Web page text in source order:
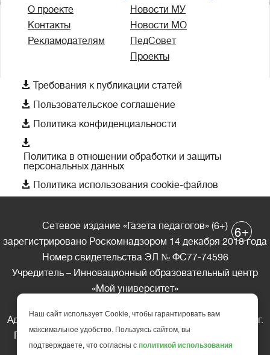
О проекте
Контакты
Рекламодателям
Новости МУ
Новости МО
ПедСовет
Проекты
 Требования к публикации статей
 Пользовательское соглашение
 Политика конфиденциальности

Политика в отношении обработки и защиты
персональных данных
 Политика использования cookie-файлов
Сетевое издание «Газета педагогов» (6+)
зарегистрировано Роскомнадзором 14 декабря 2018 года
Номер свидетельства ЭЛ № ФС77-74596
Учредитель – Инновационный образовательный центр
«Мой университет»
Адрес редакции: 185035 Россия, Республика Карелия, г.
Петрозаводск, ул. Фридриха Энгельса д.10, офис 211
Телефон редакции: +7 (499) 685-10-45
6+
Наш сайт использует Cookie, чтобы гарантировать вам
максимальное удобство. Пользуясь сайтом, вы
подтверждаете, что согласны с политикой использования